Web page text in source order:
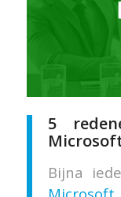
5
Bijna